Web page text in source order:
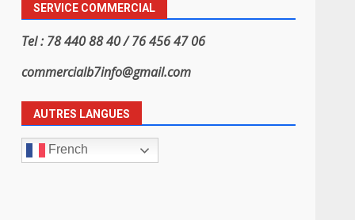
SERVICE COMMERCIAL
Tel : 78 440 88 40 / 76 456 47 06
commercialb7info@gmail.com
AUTRES LANGUES
French